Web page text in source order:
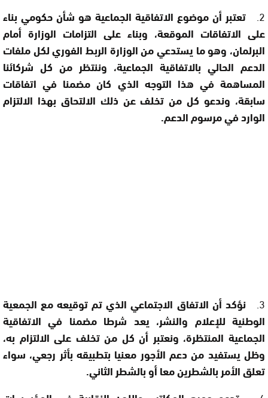
2.
تعتبر أن موضوع الاتفاقية الجماعية هو شأن حكومي بناء
على الاتفاقات الموقعة، وبناء على التزامات الوزارة أمام
البرلمان، وهو ما يستدعي من الوزارة الربط الفوري لكل ملفات
الدعم الحالي بالاتفاقية الجماعية، وننتظر من كل شركائنا
المساهمة في هذا التوجه الذي كان مضمنا في اتفاقات
سابقة، وندعو كل من تخلف عن ذلك الالتحاق بهذا الالتزام
الوارد في مرسوم الدعم.
3.
نؤكد أن الاتفاق الاجتماعي الذي تم توقيعه مع الجمعية
الوطنية للإعلام والنشر، يعد شرطا مضمنا في الاتفاقية
الجماعية المنتظرة، ونعتبر أن كل من تخلف على الالتزام به،
وظل يستفيد من دعم الأجور معنيا بتطبيقه بأثر رجعي، سواء
تعلق الأمر بالشطرين معا أو بالشطر الثاني.